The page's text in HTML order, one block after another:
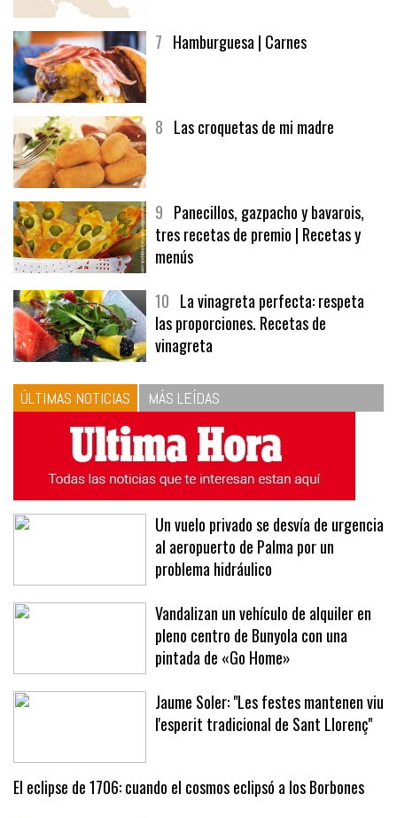
7 Hamburguesa | Carnes
8 Las croquetas de mi madre
9 Panecillos, gazpacho y bavarois,
tres recetas de premio | Recetas y
menús
10 La vinagreta perfecta: respeta
las proporciones. Recetas de
vinagreta
ÚLTIMAS NOTICIAS MÁS LEÍDAS
Un vuelo privado se desvía de urgencia
al aeropuerto de Palma por un
problema hidráulico
Vandalizan un vehículo de alquiler en
pleno centro de Bunyola con una
pintada de «Go Home»
Jaume Soler: "Les festes mantenen viu
l'esperit tradicional de Sant Llorenç"
El eclipse de 1706: cuando el cosmos eclipsó a los Borbones